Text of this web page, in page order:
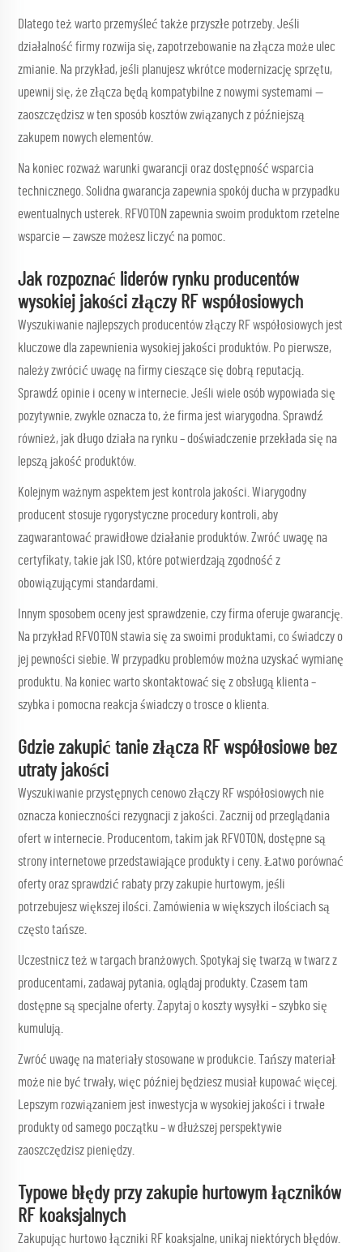
Dlatego też warto przemyśleć także przyszłe potrzeby. Jeśli
działalność firmy rozwija się, zapotrzebowanie na złącza może ulec
zmianie. Na przykład, jeśli planujesz wkrótce modernizację sprzętu,
upewnij się, że złącza będą kompatybilne z nowymi systemami —
zaoszczędzisz w ten sposób kosztów związanych z późniejszą
zakupem nowych elementów.
Na koniec rozważ warunki gwarancji oraz dostępność wsparcia
technicznego. Solidna gwarancja zapewnia spokój ducha w przypadku
ewentualnych usterek. RFVOTON zapewnia swoim produktom rzetelne
wsparcie — zawsze możesz liczyć na pomoc.
Jak rozpoznać liderów rynku producentów
wysokiej jakości złączy RF współosiowych
Wyszukiwanie najlepszych producentów złączy RF współosiowych jest
kluczowe dla zapewnienia wysokiej jakości produktów. Po pierwsze,
należy zwrócić uwagę na firmy cieszące się dobrą reputacją.
Sprawdź opinie i oceny w internecie. Jeśli wiele osób wypowiada się
pozytywnie, zwykle oznacza to, że firma jest wiarygodna. Sprawdź
również, jak długo działa na rynku – doświadczenie przekłada się na
lepszą jakość produktów.
Kolejnym ważnym aspektem jest kontrola jakości. Wiarygodny
producent stosuje rygorystyczne procedury kontroli, aby
zagwarantować prawidłowe działanie produktów. Zwróć uwagę na
certyfikaty, takie jak ISO, które potwierdzają zgodność z
obowiązującymi standardami.
Innym sposobem oceny jest sprawdzenie, czy firma oferuje gwarancję.
Na przykład RFVOTON stawia się za swoimi produktami, co świadczy o
jej pewności siebie. W przypadku problemów można uzyskać wymianę
produktu. Na koniec warto skontaktować się z obsługą klienta –
szybka i pomocna reakcja świadczy o trosce o klienta.
Gdzie zakupić tanie złącza RF współosiowe bez
utraty jakości
Wyszukiwanie przystępnych cenowo złączy RF współosiowych nie
oznacza konieczności rezygnacji z jakości. Zacznij od przeglądania
ofert w internecie. Producentom, takim jak RFVOTON, dostępne są
strony internetowe przedstawiające produkty i ceny. Łatwo porównać
oferty oraz sprawdzić rabaty przy zakupie hurtowym, jeśli
potrzebujesz większej ilości. Zamówienia w większych ilościach są
często tańsze.
Uczestnicz też w targach branżowych. Spotykaj się twarzą w twarz z
producentami, zadawaj pytania, oglądaj produkty. Czasem tam
dostępne są specjalne oferty. Zapytaj o koszty wysyłki – szybko się
kumulują.
Zwróć uwagę na materiały stosowane w produkcie. Tańszy materiał
może nie być trwały, więc później będziesz musiał kupować więcej.
Lepszym rozwiązaniem jest inwestycja w wysokiej jakości i trwałe
produkty od samego początku – w dłuższej perspektywie
zaoszczędzisz pieniędzy.
Typowe błędy przy zakupie hurtowym łączników
RF koaksjalnych
Zakupując hurtowo łączniki RF koaksjalne, unikaj niektórych błędów.